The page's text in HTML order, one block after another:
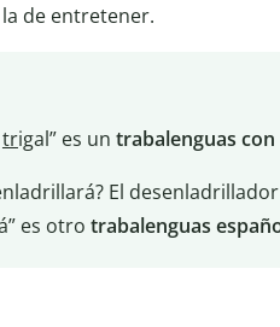
de entretener.
trigal” es un trabalenguas
El
es otro trabalenguas